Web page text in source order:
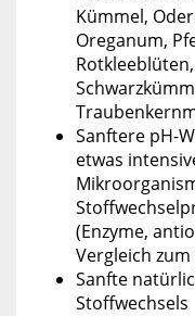
Kümmel,
Oreganum,
Sanftere pH-
etwas
(Enzyme,
Vergleich zum
Sanfte
Stoffwechsels